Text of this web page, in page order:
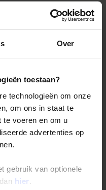
Over
toestaan?
technologieën om onze
om ons in staat te
voeren en om u
advertenties op
gebruik van optionele
hier